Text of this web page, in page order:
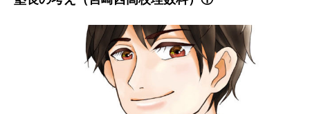
お問い合わせ